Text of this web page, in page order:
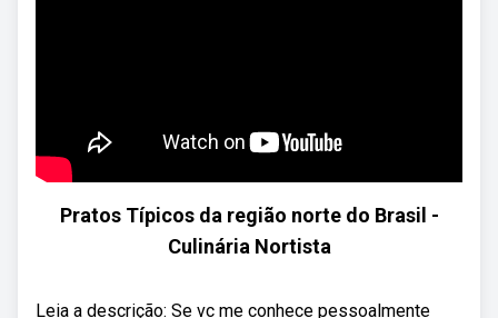
Pratos Típicos da região norte do Brasil -
Culinária Nortista
Leia a descrição: Se vc me conhece pessoalmente